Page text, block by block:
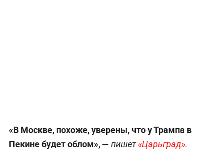
«В Москве, похоже, уверены, что у Трампа в
Пекине будет облом», — пишет«Царьград».